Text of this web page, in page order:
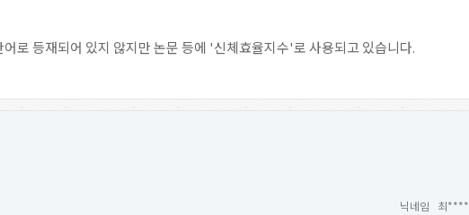
어로 등재되어 있지 않지만 논문 등에 '신체효율지수'로 사용되고 있습니다.
닉네임 최****